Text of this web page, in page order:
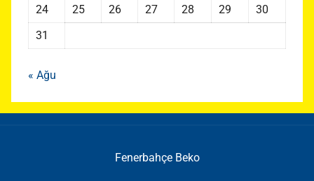
24
25 26 27 28 29
30
31
« Ağu
Fenerbahçe Beko